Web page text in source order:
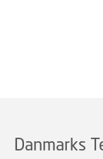
Danmarks